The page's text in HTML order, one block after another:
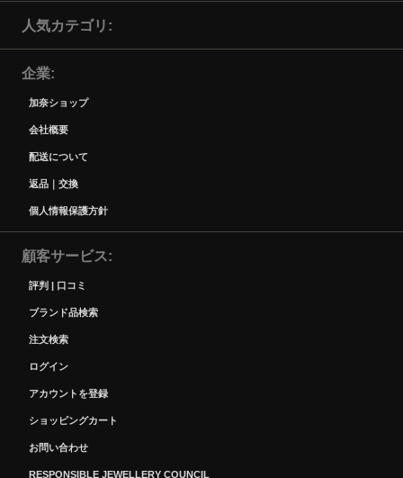
人気カテゴリ
企業
加奈ショップ
会社概要
配送について
返品｜交換
個人情報保護方針
顧客サービス
評判 | 口コミ
ブランド品検索
注文検索
ログイン
アカウントを登録
ショッピングカート
お問い合わせ
RESPONSIBLE JEWELLERY COUNCIL